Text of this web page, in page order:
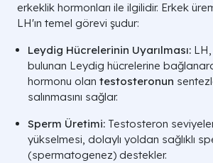
erkeklik hormonları ile ilgilidir. Erkek
LH'ın temel görevi şudur:
Leydig Hücrelerinin Uyarılması:
bulunan Leydig hücrelerine
hormonu olan testosteronun
salınmasını sağlar.
Sperm Üretimi: Testosteron
yükselmesi, dolaylı yoldan sağlıklı
(spermatogenez) destekler.